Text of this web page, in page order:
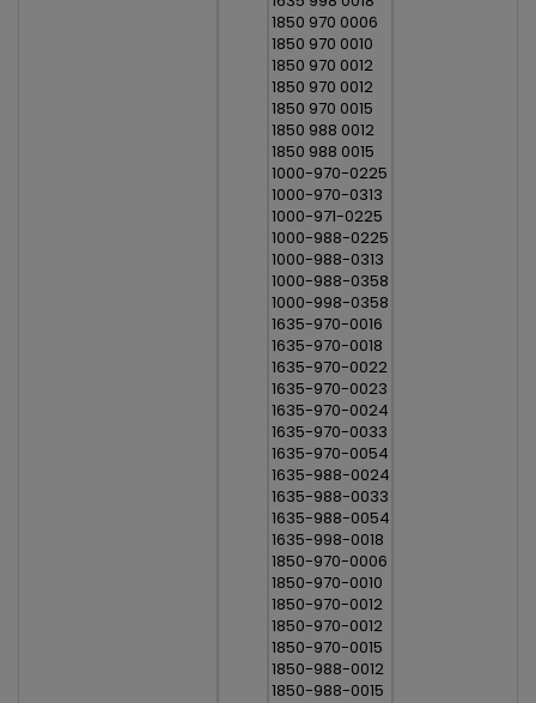
1850 970 0006
1850 970 0010
1850 970 0012
1850 970 0012
1850 970 0015
1850 988 0012
1850 988 0015
1000-970-0225
1000-970-0313
1000-971-0225
1000-988-0225
1000-988-0313
1000-988-0358
1000-998-0358
1635-970-0016
1635-970-0018
1635-970-0022
1635-970-0023
1635-970-0024
1635-970-0033
1635-970-0054
1635-988-0024
1635-988-0033
1635-988-0054
1635-998-0018
1850-970-0006
1850-970-0010
1850-970-0012
1850-970-0012
1850-970-0015
1850-988-0012
1850-988-0015